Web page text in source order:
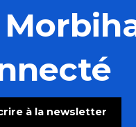
à la newsletter